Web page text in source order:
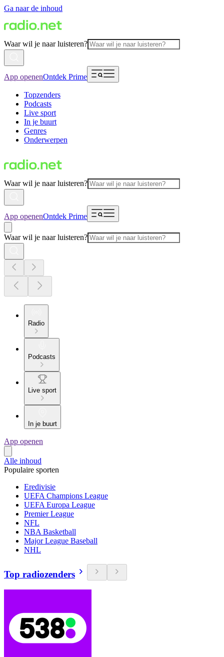
Ga naar de inhoud
Waar wil je naar luisteren?
App openenOntdek Prime
Topzenders
Podcasts
Live sport
In je buurt
Genres
Onderwerpen
Waar wil je naar luisteren?
App openenOntdek Prime
Waar wil je naar luisteren?
Radio
Podcasts
Live sport
In je buurt
App openen
Alle inhoud
Populaire sporten
Eredivisie
UEFA Champions League
UEFA Europa League
Premier League
NFL
NBA Basketball
Major League Baseball
NHL
Top radiozenders